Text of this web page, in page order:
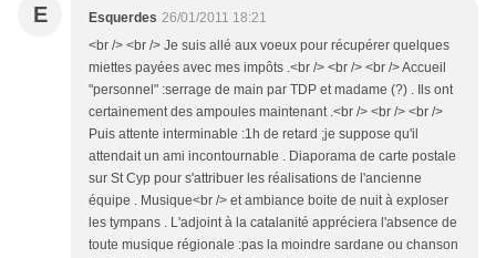
E Esquerdes 26/01/2011 18:21
<br /> <br /> Je suis allé aux voeux pour récupérer quelques
miettes payées avec mes impôts .<br /> <br /> <br /> Accueil
"personnel" :serrage de main par TDP et madame (?) . Ils ont
certainement des ampoules maintenant .<br /> <br /> <br />
Puis attente interminable :1h de retard ;je suppose qu'il
attendait un ami incontournable . Diaporama de carte postale
sur St Cyp pour s'attribuer les réalisations de l'ancienne
équipe . Musique<br /> et ambiance boite de nuit à exploser
les tympans . L'adjoint à la catalanité appréciera l'absence de
toute musique régionale :pas la moindre sardane ou chanson